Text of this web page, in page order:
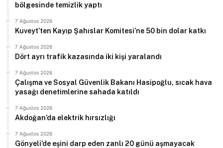
bölgesinde temizlik yaptı
7 Ağustos 2026
Kuveyt’ten Kayıp Şahıslar Komitesi’ne 50 bin dolar katkı
7 Ağustos 2026
Dört ayrı trafik kazasında iki kişi yaralandı
7 Ağustos 2026
Çalışma ve Sosyal Güvenlik Bakanı Hasipoğlu, sıcak hava
yasağı denetimlerine sahada katıldı
7 Ağustos 2026
Akdoğan’da elektrik hırsızlığı
7 Ağustos 2026
Gönyeli’de eşini darp eden zanlı 20 günü aşmayacak